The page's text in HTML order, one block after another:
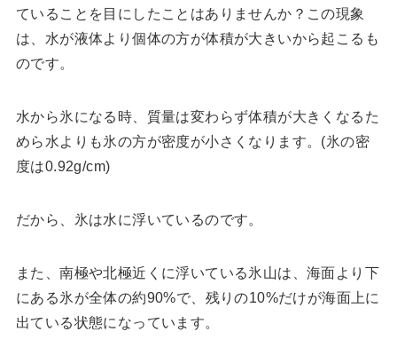
ていることを目にしたことはありませんか？この現象
は、水が液体より個体の方が体積が大きいから起こるも
のです。
水から氷になる時、質量は変わらず体積が大きくなるた
めら水よりも氷の方が密度が小さくなります。(氷の密
度は0.92g/cm)
だから、氷は水に浮いているのです。
また、南極や北極近くに浮いている氷山は、海面より下
にある氷が全体の約90%で、残りの10%だけが海面上に
出ている状態になっています。